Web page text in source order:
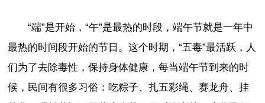
“端”是开始，“午”是最热的时段，端午节就是一年中
最热的时间段开始的节日。这个时期，“五毒”最活跃，人
们为了去除毒性，保持身体健康，每当端午节到来的时
候，民间有很多习俗：吃粽子、扎五彩绳、赛龙舟、挂